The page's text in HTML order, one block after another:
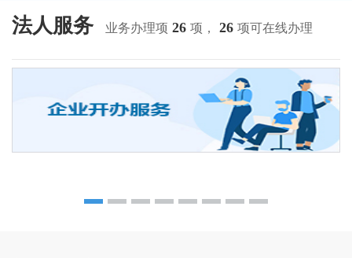
法人服务 业务办理项 26 项， 26 项可在线办理